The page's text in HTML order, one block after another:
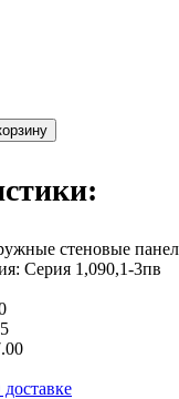
стеновые
Серия 1,090,1-3пв